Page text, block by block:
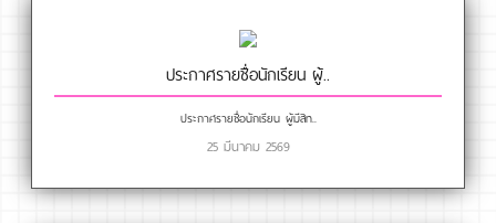
ประกาศรายชื่อนักเรียน ผู้..
ประกาศรายชื่อนักเรียน ผู้มีสิท..
25 มีนาคม 2569